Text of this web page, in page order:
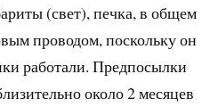
(свет), печка, в общем
проводом, поскольку он
работали. Предпосылки
около 2 месяцев